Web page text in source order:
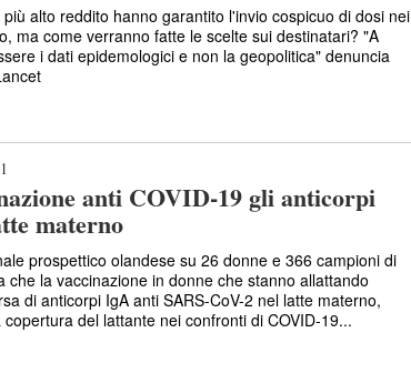
alto reddito hanno garantito l'invio cospicuo di dosi nei
ma come verranno fatte le scelte sui destinatari? "A
i dati epidemologici e non la geopolitica" denuncia
anti COVID-19 gli anticorpi
materno
prospettico olandese su 26 donne e 366 campioni di
che la vaccinazione in donne che stanno allattando
di anticorpi IgA anti SARS-CoV-2 nel latte materno,
del lattante nei confronti di COVID-19...